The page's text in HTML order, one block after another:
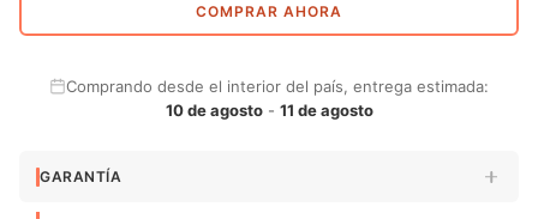
COMPRAR AHORA
Comprando desde el interior del país, entrega estimada:
10 de agosto- 11 de agosto
GARANTÍA